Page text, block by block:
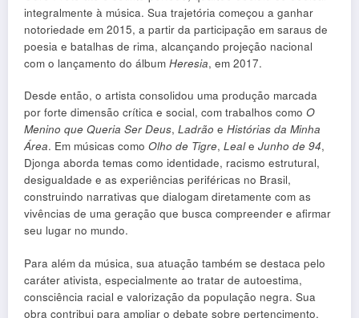
integralmente à música. Sua trajetória começou a ganhar
notoriedade em 2015, a partir da participação em saraus de
poesia e batalhas de rima, alcançando projeção nacional
com o lançamento do álbum Heresia, em 2017.
Desde então, o artista consolidou uma produção marcada
por forte dimensão crítica e social, com trabalhos como O
Menino que Queria Ser Deus, Ladrão e Histórias da Minha
Área. Em músicas como Olho de Tigre, Leale Junho de 94,
Djonga aborda temas como identidade, racismo estrutural,
desigualdade e as experiências periféricas no Brasil,
construindo narrativas que dialogam diretamente com as
vivências de uma geração que busca compreender e afirmar
seu lugar no mundo.
Para além da música, sua atuação também se destaca pelo
caráter ativista, especialmente ao tratar de autoestima,
consciência racial e valorização da população negra. Sua
obra contribui para ampliar o debate sobre pertencimento,